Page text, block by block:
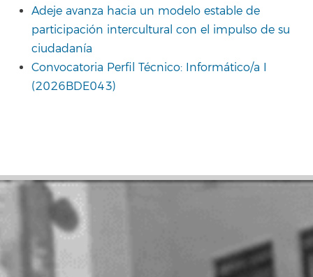
Adeje avanza hacia un modelo estable de
participación intercultural con el impulso de su
ciudadanía
Convocatoria Perfil Técnico: Informático/a I
(2026BDE043)